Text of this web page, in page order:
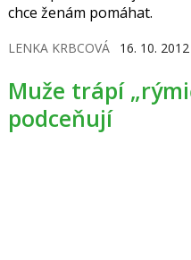
chce ženám pomáhat.
LENKA KRBCOVÁ 16. 10. 2012
Muže trápí „rýmička“, ale rakovinu
podceňují